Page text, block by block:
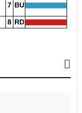
7 BU
8 RD